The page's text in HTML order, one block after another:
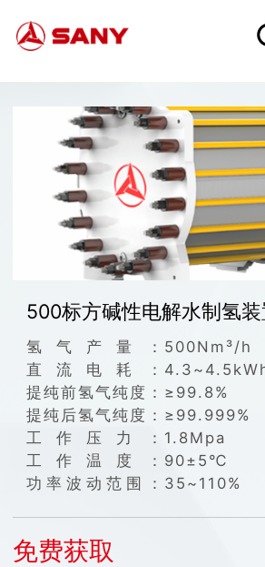
500标方碱性电解水制氢
氢气产量：
直流电耗：
提纯前氢气纯度：
提纯后氢气纯度：
工作压力：
工作温度：
功率波动范围：
500Nm³/h
≥99.8%
≥99.999%
1.8Mpa
90±5℃
35~110%
免费获取